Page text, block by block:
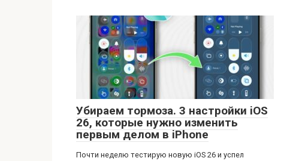
Убираем тормоза. 3 настройки iOS
26, которые нужно изменить
первым делом в iPhone
Почти неделю тестирую новую iOS 26 и успел